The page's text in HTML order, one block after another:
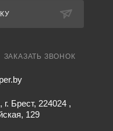
ЗАКАЗАТЬ ЗВОНОК
Брест, 224024 ,
129